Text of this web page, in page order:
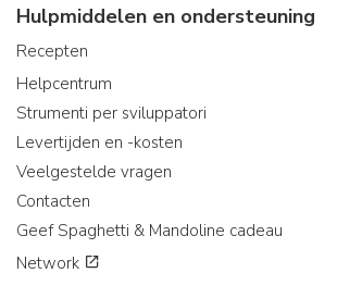
Hulpmiddelen en ondersteuning
Recepten
Helpcentrum
Strumenti per sviluppatori
Levertijden en -kosten
Veelgestelde vragen
Contacten
Geef Spaghetti & Mandoline cadeau
Network